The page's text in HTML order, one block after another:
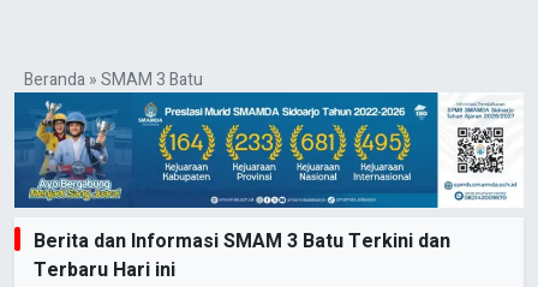
Beranda»SMAM 3 Batu
Berita dan Informasi SMAM 3 Batu Terkini dan
Terbaru Hari ini